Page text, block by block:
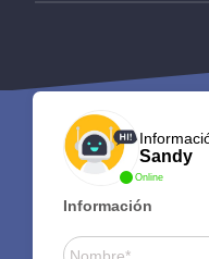
Online
Sandy
Información